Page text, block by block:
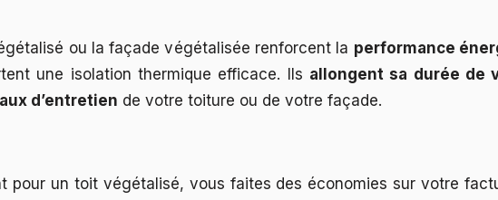
ou la façade végétalisée renforcent la performance
une isolation thermique efficace. Ils allongent sa durée de
d’entretien de votre toiture ou de votre façade.
pour un toit végétalisé, vous faites des économies sur votre